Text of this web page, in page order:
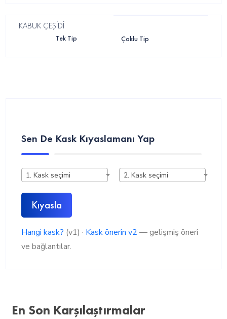
KABUK ÇEŞİDİ
Tek Tip Çoklu Tip
Sen De Kask Kıyaslamanı Yap
1. Kask seçimi 2. Kask seçimi
Kıyasla
Hangi kask? (v1) · Kask önerin v2 — gelişmiş öneri
ve bağlantılar.
En Son Karşılaştırmalar